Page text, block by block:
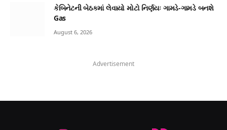
કેબિનેટની બેઠકમાં લેવાયો મોટો નિર્ણયઃ ગામડે-ગામડે બનશે
Gas
August 6, 2026
Advertisement